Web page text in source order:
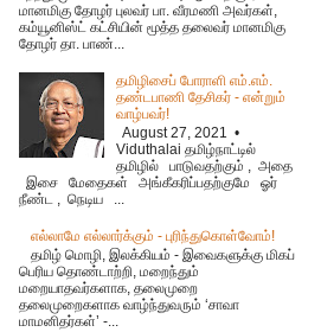
மானமிகு தோழர் புலவர் பா. வீரமணி அவர்கள்,
கம்யூனிஸ்ட் கட்சியின் மூத்த தலைவர் மானமிகு
தோழர் தா. பாண்...
தமிழிசைப் போராளி எம்.எம்.
தண்டபாணி தேசிகர் - என்றும்
வாழ்பவர்!
August 27, 2021 •
Viduthalai தமிழ்நாட்டில்
தமிழில் பாடுவதற்கும் , அதை
இசை மேதைகள் அங்கீகரிப்பதற்குமே ஓர்
நீண்ட , நெடிய ...
எல்லாமே எல்லார்க்கும் - புரிந்துகொள்வோம்!
தமிழ் மொழி, இலக்கியம் - இவைகளுக்கு மிகப்
பெரிய தொண்டாற்றி, மறைந்தும்
மறையாதவர்களாக, தலைமுறை
தலைமுறைகளாக வாழ்ந்துவரும் ‘சாவா
மாமனிதர்கள்’ -...